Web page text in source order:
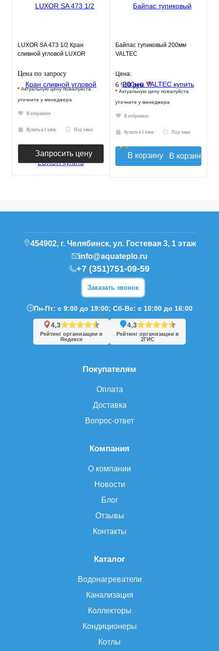
LUXOR SA 473 1/2 Кран
сливной угловой LUXOR
Цена по запросу
* Актуальную цену пожалуйста
уточните у менеджера
В избранное
Купить в 1 клик Под заказ
Запросить цену
Байпас тупиковый 200мм
VALTEC
Цена:
6 910 руб.*
* Актуальную цену пожалуйста
уточните у менеджера
В избранное
Купить в 1 клик Под заказ
В корзину
Каталог
Водонагреватели
Канализация
Коллекторы
Кондиционеры
Котлы
Компания
О компании
Новости
Блог
Отзывы
Контакты
Покупателям
Оплата
Доставка
Вопрос-ответ
454902, г. Челябинск, ул. Гостевая 3, 1 этаж
info@aquateplo.ru
+7 (351)751-09-59
Заказать звонок
Пн-Пт: с 9:00 до 19:00; Сб-Вс: с 10:00 до 16:00
4,3
Рейтинг организации в
Яндексе
4,3
Рейтинг организации в
2ГИС